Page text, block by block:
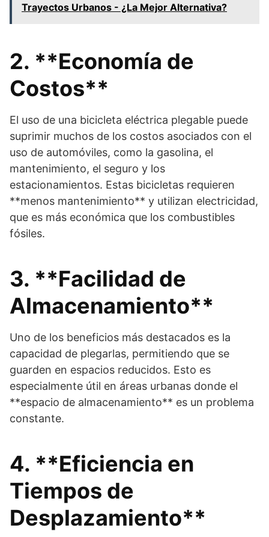
Trayectos Urbanos - ¿La Mejor Alternativa?
2. **Economía de
Costos**
El uso de una bicicleta eléctrica plegable puede
suprimir muchos de los costos asociados con el
uso de automóviles, como la gasolina, el
mantenimiento, el seguro y los
estacionamientos. Estas bicicletas requieren
**menos mantenimiento** y utilizan electricidad,
que es más económica que los combustibles
fósiles.
3. **Facilidad de
Almacenamiento**
Uno de los beneficios más destacados es la
capacidad de plegarlas, permitiendo que se
guarden en espacios reducidos. Esto es
especialmente útil en áreas urbanas donde el
**espacio de almacenamiento** es un problema
constante.
4. **Eficiencia en
Tiempos de
Desplazamiento**